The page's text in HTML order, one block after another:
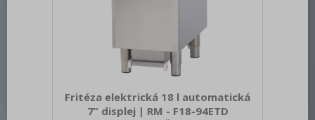
Fritéza elektrická 18 l automatická
7” displej | RM - F18-94ETD